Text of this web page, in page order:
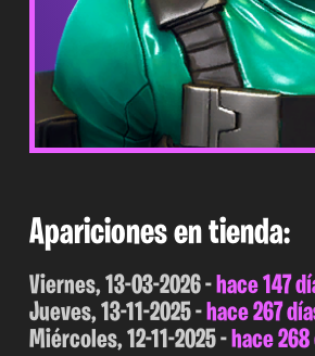
Apariciones en tienda:
Viernes, 13-03-2026 -hace 147
Jueves, 13-11-2025 -hace 267
Miércoles, 12-11-2025 -hace 268